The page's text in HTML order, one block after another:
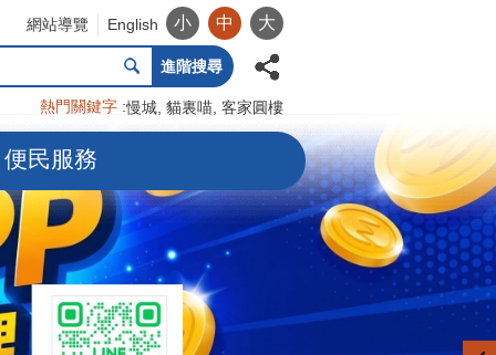
網站導覽 English 小 中 大
進階搜尋
熱門關鍵字 慢城 貓裏喵 客家圓樓
便民服務